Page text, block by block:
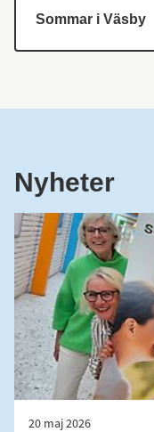
Sommar i Väsby
Nyheter
20 maj 2026